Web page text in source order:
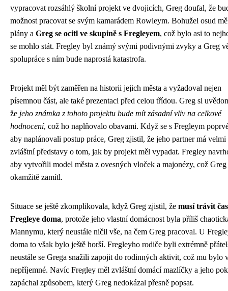
vypracovat rozsáhlý školní projekt ve dvojicích, Greg doufal, že
možnost pracovat se svým kamarádem Rowleym. Bohužel osud
plány a Greg se ocitl ve skupině s Fregleyem, což bylo asi to
se mohlo stát. Fregley byl známý svými podivnými zvyky a Greg
spolupráce s ním bude naprostá katastrofa.
Projekt měl být zaměřen na historii jejich města a vyžadoval nejen
písemnou část, ale také prezentaci před celou třídou. Greg si
že jeho známka z tohoto projektu bude mít zásadní vliv na celkové
hodnocení, což ho naplňovalo obavami. Když se s Fregleym
aby naplánovali postup práce, Greg zjistil, že jeho partner má velmi
zvláštní představy o tom, jak by projekt měl vypadat. Fregley
aby vytvořili model města z ovesných vloček a majonézy, což Greg
okamžitě zamítl.
Situace se ještě zkomplikovala, když Greg zjistil, že musí trávit
Fregleye doma, protože jeho vlastní domácnost byla příliš
Mannymu, který neustále ničil vše, na čem Greg pracoval. U
doma to však bylo ještě horší. Fregleyho rodiče byli extrémně
neustále se Grega snažili zapojit do rodinných aktivit, což mu bylo
nepříjemné. Navíc Fregley měl zvláštní domácí mazlíčky a jeho
zapáchal způsobem, který Greg nedokázal přesně popsat.